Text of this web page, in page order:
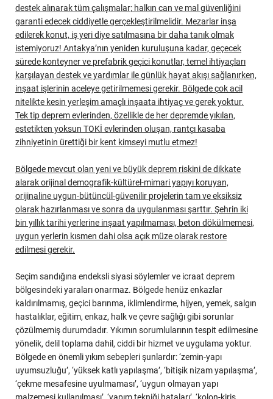
destek alınarak tüm çalışmalar; halkın can ve mal güvenliğini
garanti edecek ciddiyetle gerçekleştirilmelidir. Mezarlar inşa
edilerek konut, iş yeri diye satılmasına bir daha tanık olmak
istemiyoruz! Antakya’nın yeniden kuruluşuna kadar, geçecek
sürede konteyner ve prefabrik geçici konutlar, temel ihtiyaçları
karşılayan destek ve yardımlar ile günlük hayat akışı sağlanırken,
inşaat işlerinin aceleye getirilmemesi gerekir. Bölgede çok acil
nitelikte kesin yerleşim amaçlı inşaata ihtiyaç ve gerek yoktur.
Tek tip deprem evlerinden, özellikle de her depremde yıkılan,
estetikten yoksun TOKİ evlerinden oluşan, rantçı kasaba
zihniyetinin ürettiği bir kent kimseyi mutlu etmez!
Bölgede mevcut olan yeni ve büyük deprem riskini de dikkate
alarak orijinal demografik-kültürel-mimari yapıyı koruyan,
orijinaline uygun-bütüncül-güvenilir projelerin tam ve eksiksiz
olarak hazırlanması ve sonra da uygulanması şarttır. Şehrin iki
bin yıllık tarihi yerlerine inşaat yapılmaması, beton dökülmemesi,
uygun yerlerin kısmen dahi olsa açık müze olarak restore
edilmesi gerekir.
Seçim sandığına endeksli siyasi söylemler ve icraat deprem
bölgesindeki yaraları onarmaz. Bölgede henüz enkazlar
kaldırılmamış, geçici barınma, iklimlendirme, hijyen, yemek, salgın
hastalıklar, eğitim, enkaz, halk ve çevre sağlığı gibi sorunlar
çözülmemiş durumdadır. Yıkımın sorumlularının tespit edilmesine
yönelik, delil toplama dahil, ciddi bir hizmet ve uygulama yoktur.
Bölgede en önemli yıkım sebepleri şunlardır: ‘zemin-yapı
uyumsuzluğu’, ‘yüksek katlı yapılaşma’, ‘bitişik nizam yapılaşma’,
‘çekme mesafesine uyulmaması’, ‘uygun olmayan yapı